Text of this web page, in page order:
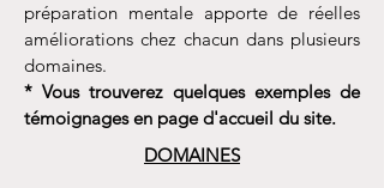
préparation mentale apporte de réelles
améliorations chez chacun dans plusieurs
domaines.
* Vous trouverez quelques exemples de
témoignages en page d'accueil du site.​
DOMAINES